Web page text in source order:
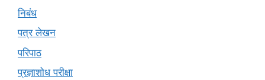
निबंध
पत्र लेखन
परिपाठ
प्रज्ञाशोध परीक्षा